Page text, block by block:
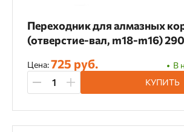
Переходник для алмазных
(отверстие-вал, m18-m16)
Цена:725 руб.
В
КУПИТЬ